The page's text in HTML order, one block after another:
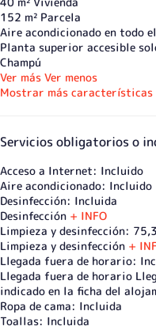
152 m² Parcela
Aire acondicionado en todo
Planta superior accesible
Champú
Ver más Ver menos
Mostrar más características
Servicios obligatorios o
Acceso a Internet: Incluido
Aire acondicionado: Incluido
Desinfección: Incluida
Desinfección + INFO
Limpieza y desinfección:
Limpieza y desinfección +
Llegada fuera de horario:
Llegada fuera de horario
indicado en la ficha del
Ropa de cama: Incluida
Toallas: Incluida